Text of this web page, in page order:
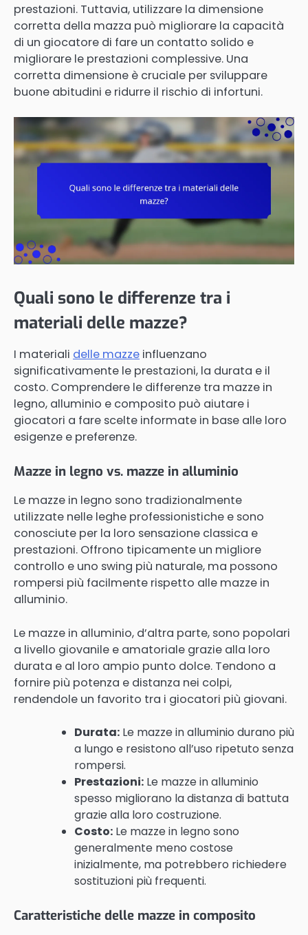
prestazioni. Tuttavia, utilizzare la dimensione
corretta della mazza può migliorare la capacità
di un giocatore di fare un contatto solido e
migliorare le prestazioni complessive. Una
corretta dimensione è cruciale per sviluppare
buone abitudini e ridurre il rischio di infortuni.
Quali sono le differenze tra i
materiali delle mazze?
I materiali delle mazze influenzano
significativamente le prestazioni, la durata e il
costo. Comprendere le differenze tra mazze in
legno, alluminio e composito può aiutare i
giocatori a fare scelte informate in base alle loro
esigenze e preferenze.
Mazze in legno vs. mazze in alluminio
Le mazze in legno sono tradizionalmente
utilizzate nelle leghe professionistiche e sono
conosciute per la loro sensazione classica e
prestazioni. Offrono tipicamente un migliore
controllo e uno swing più naturale, ma possono
rompersi più facilmente rispetto alle mazze in
alluminio.
Le mazze in alluminio, d’altra parte, sono popolari
a livello giovanile e amatoriale grazie alla loro
durata e al loro ampio punto dolce. Tendono a
fornire più potenza e distanza nei colpi,
rendendole un favorito tra i giocatori più giovani.
Durata: Le mazze in alluminio durano più
a lungo e resistono all’uso ripetuto senza
rompersi.
Prestazioni: Le mazze in alluminio
spesso migliorano la distanza di battuta
grazie alla loro costruzione.
Costo: Le mazze in legno sono
generalmente meno costose
inizialmente, ma potrebbero richiedere
sostituzioni più frequenti.
Caratteristiche delle mazze in composito